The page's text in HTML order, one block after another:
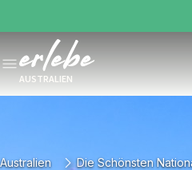
AUSTRALIEN
Australien Die Schönsten